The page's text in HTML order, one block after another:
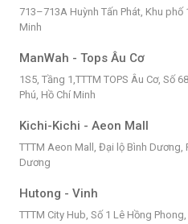
713–713A Huỳnh Tấn Phát, Khu phố
Minh
ManWah - Tops Âu Cơ
1S5, Tầng 1,TTTM TOPS Âu Cơ, Số
Phú, Hồ Chí Minh
Kichi-Kichi - Aeon Mall
TTTM Aeon Mall, Đại lộ Bình Dương,
Dương
Hutong - Vinh
TTTM City Hub, Số 1 Lê Hồng